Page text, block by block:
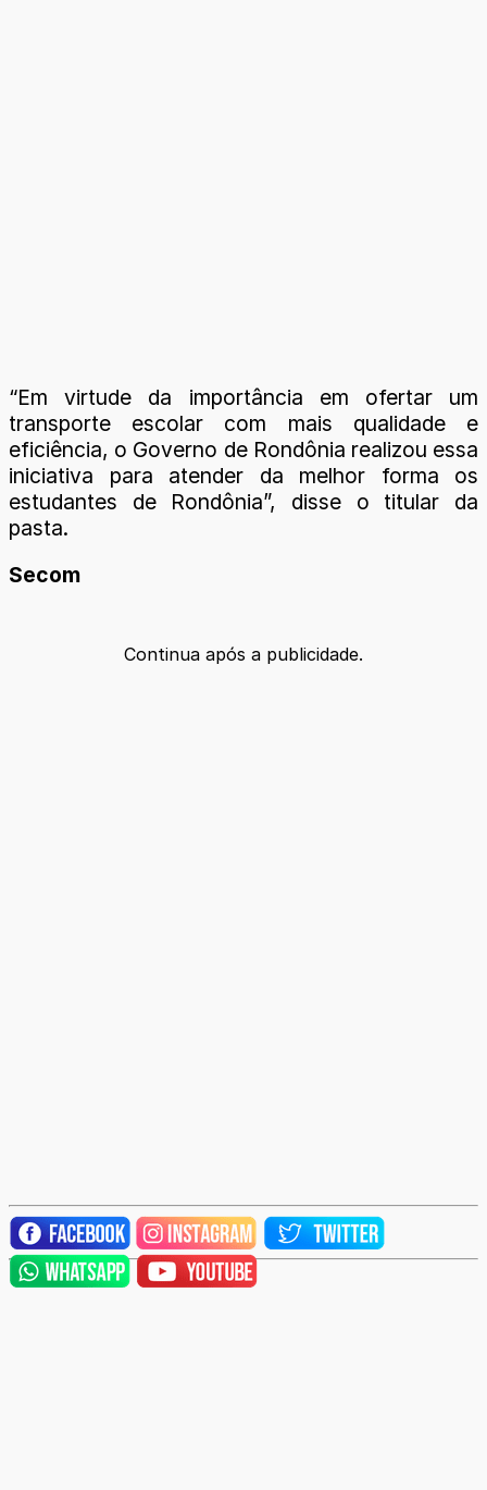
“Em virtude da importância em ofertar um
transporte escolar com mais qualidade e
eficiência, o Governo de Rondônia realizou essa
iniciativa para atender da melhor forma os
estudantes de Rondônia”, disse o titular da
pasta.
Secom
Continua após a publicidade.